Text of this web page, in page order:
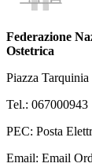
Federazione
Ostetrica
Piazza
Tel.: 067000943
PEC: Posta
Email: Email